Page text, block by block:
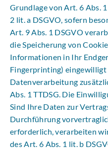
Grundlage von Art. 6 Abs.
2 lit. a DSGVO, sofern
Art. 9 Abs. 1 DSGVO
die Speicherung von
Informationen in Ihr
Fingerprinting) eingewilligt
Datenverarbeitung
Abs. 1 TTDSG. Die
Sind Ihre Daten zur
Durchführung
erforderlich, verarbeiten
des Art. 6 Abs. 1 lit. b